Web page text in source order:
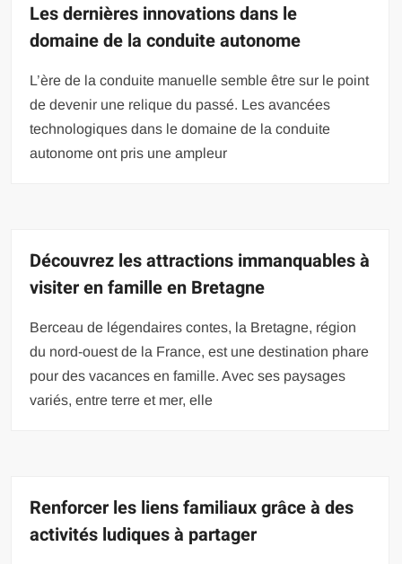
Les dernières innovations dans le
domaine de la conduite autonome
L’ère de la conduite manuelle semble être sur le point
de devenir une relique du passé. Les avancées
technologiques dans le domaine de la conduite
autonome ont pris une ampleur
Découvrez les attractions immanquables à
visiter en famille en Bretagne
Berceau de légendaires contes, la Bretagne, région
du nord-ouest de la France, est une destination phare
pour des vacances en famille. Avec ses paysages
variés, entre terre et mer, elle
Renforcer les liens familiaux grâce à des
activités ludiques à partager